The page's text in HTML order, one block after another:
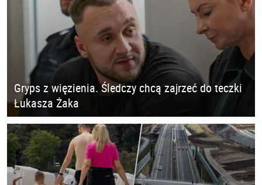
Gryps z więzienia. Śledczy chcą zajrzeć do teczki
Łukasza Żaka